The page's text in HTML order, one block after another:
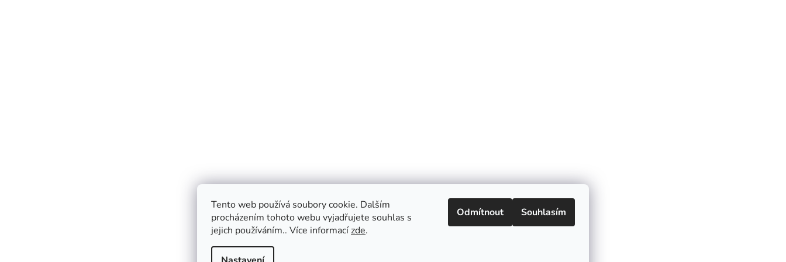
Tento web používá soubory cookie. Dalším
procházením tohoto webu vyjadřujete souhlas s
jejich používáním.. Více informacízde.
Odmítnout Souhlasím